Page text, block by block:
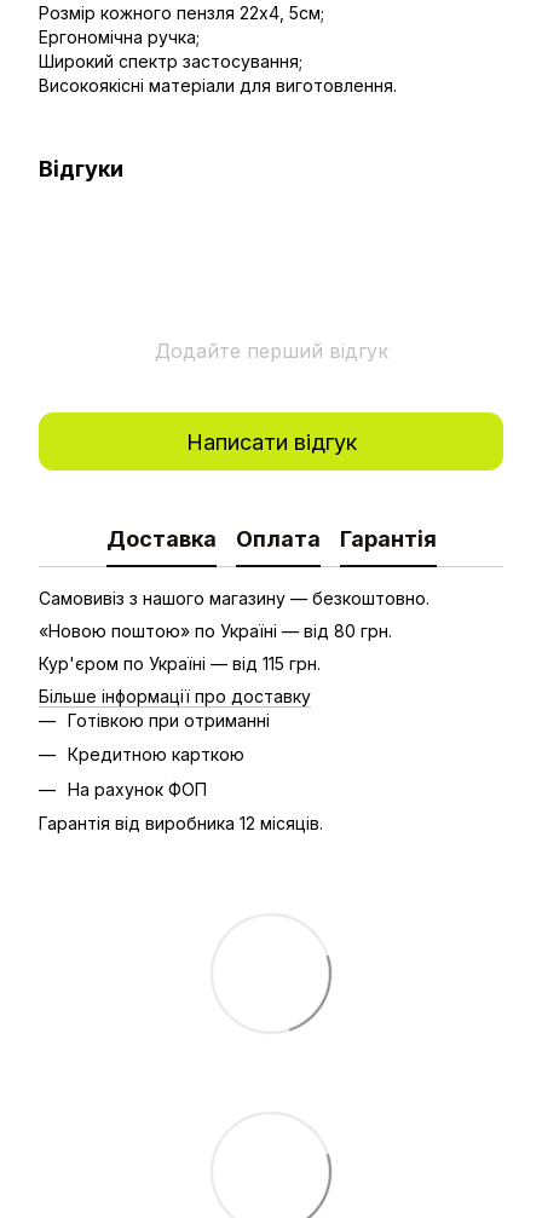
Розмір кожного пензля 22х4, 5см;
Ергономічна ручка;
Широкий спектр застосування;
Високоякісні матеріали для виготовлення.
Відгуки
Додайте перший відгук
Написати відгук
Доставка Оплата Гарантія
Самовивіз з нашого магазину — безкоштовно.
«Новою поштою» по Україні — від 80 грн.
Кур'єром по Україні — від 115 грн.
Більше інформації про доставку
Готівкою при отриманні
Кредитною карткою
На рахунок ФОП
Гарантія від виробника 12 місяців.